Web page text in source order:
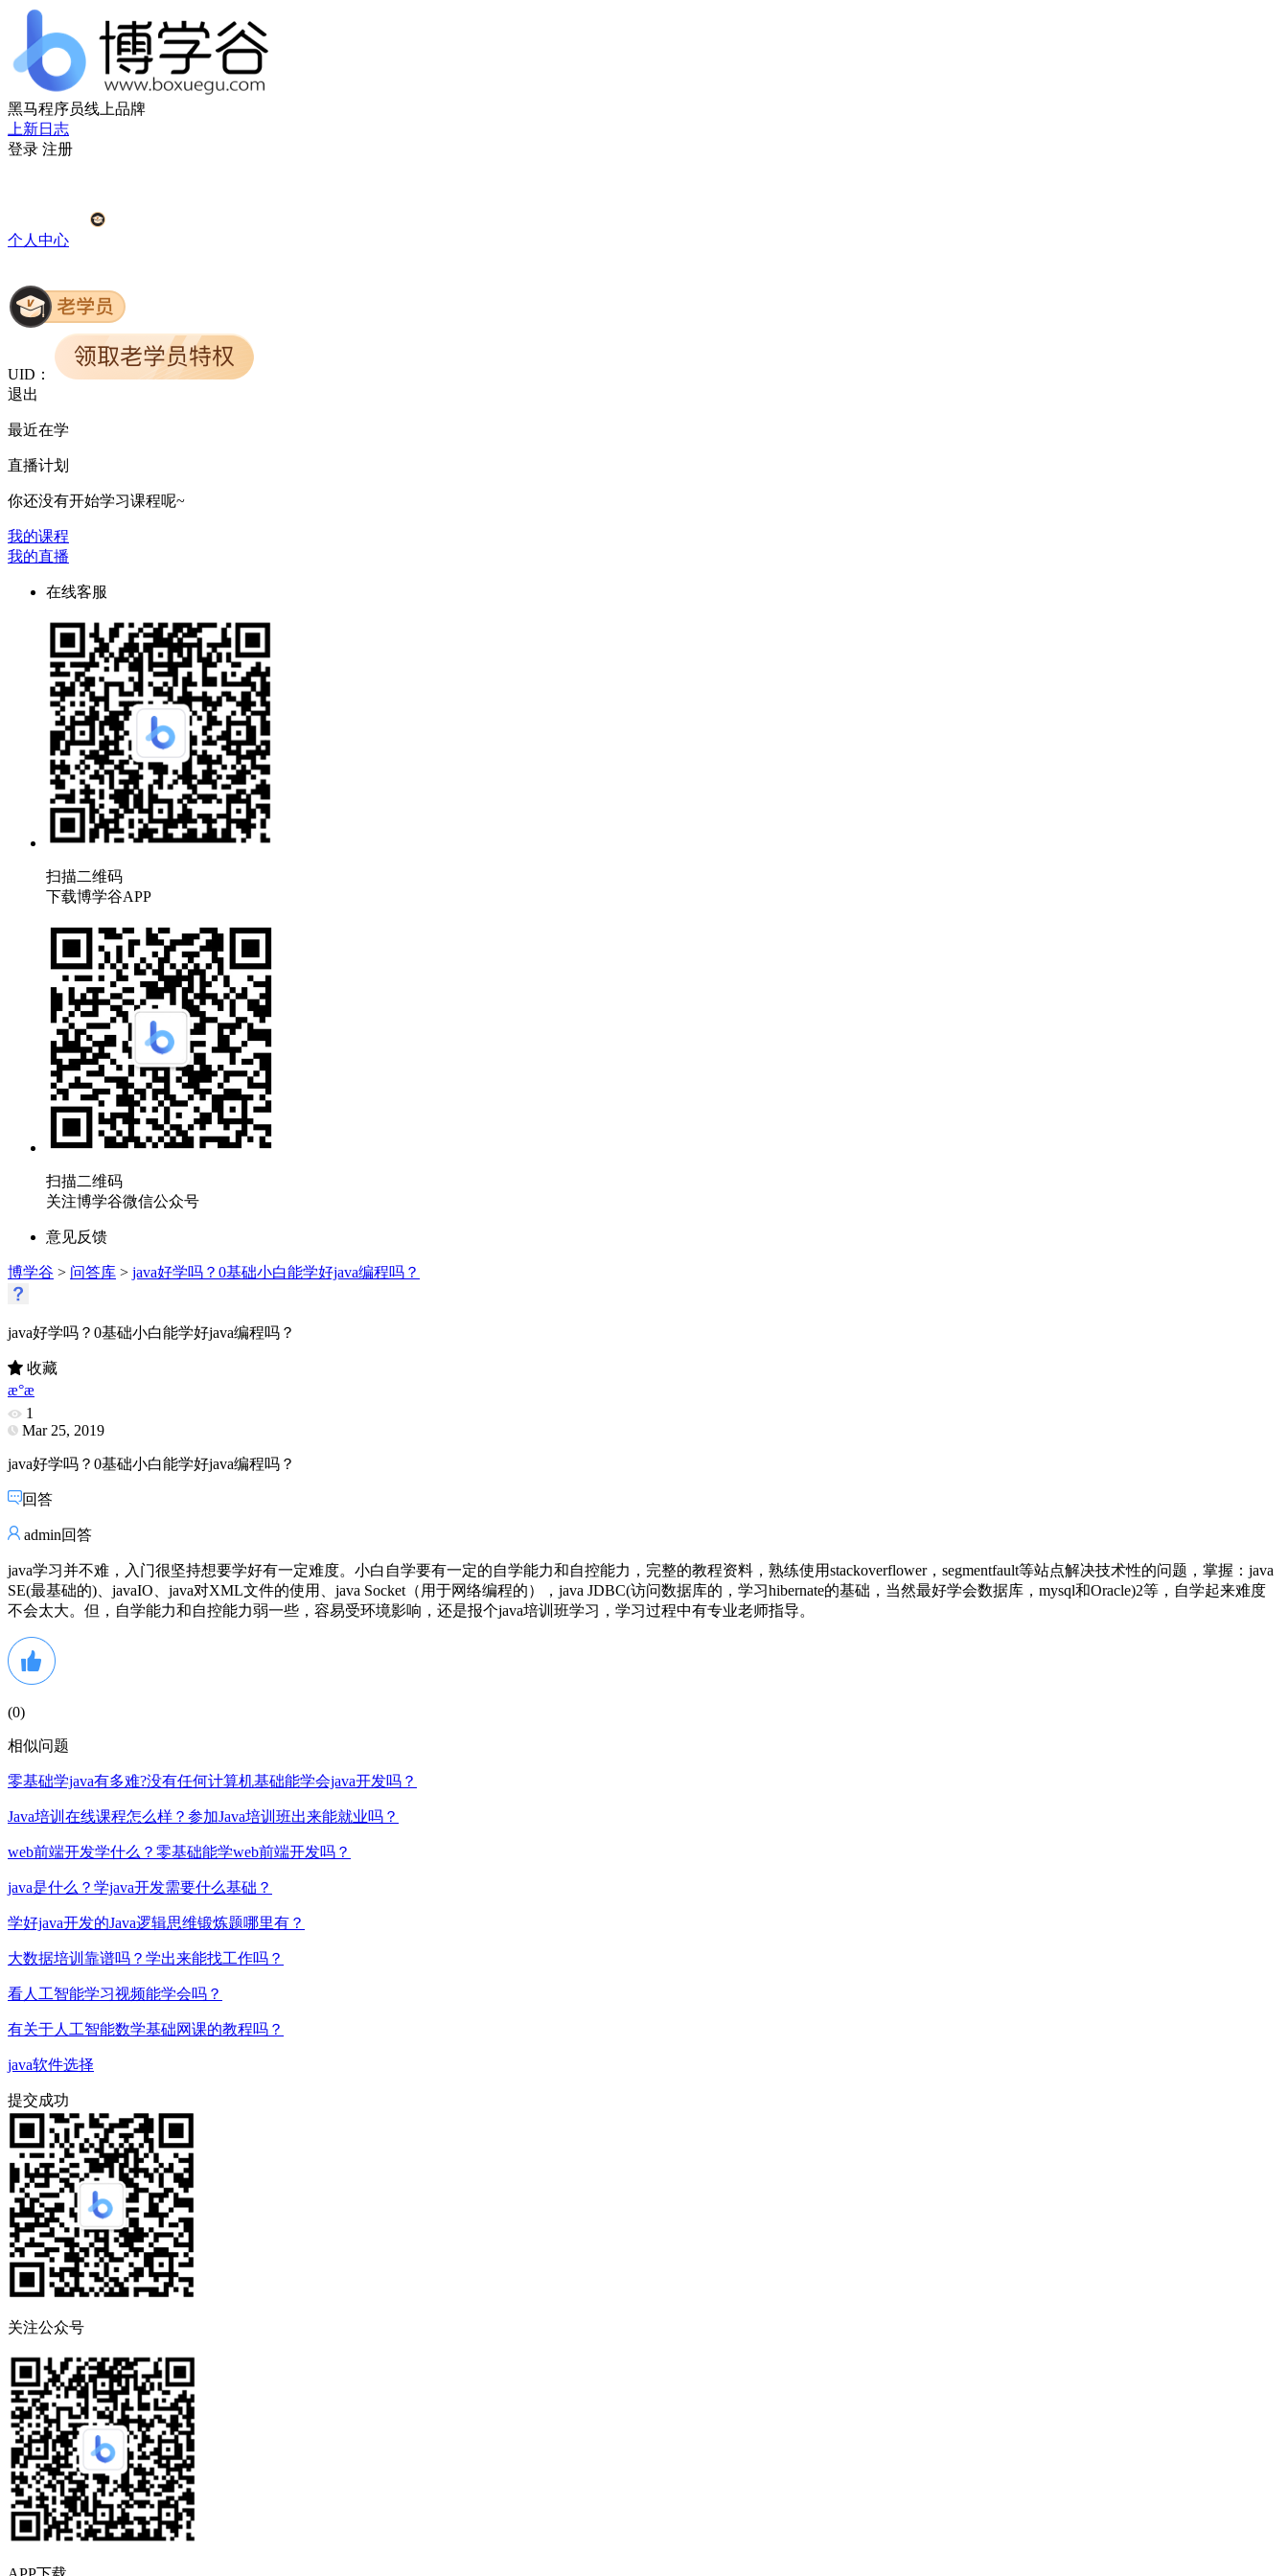
黑马程序员线上品牌
上新日志
登录 注册
个人中心
UID：
退出
最近在学
直播计划
你还没有开始学习课程呢~
我的课程
我的直播
在线客服
扫描二维码
下载博学谷APP
扫描二维码
关注博学谷微信公众号
意见反馈
博学谷 > 问答库 > java好学吗？0基础小白能学好java编程吗？
java好学吗？0基础小白能学好java编程吗？
收藏
æ°æ
1
Mar 25, 2019
java好学吗？0基础小白能学好java编程吗？
回答
admin回答
java学习并不难，入门很坚持想要学好有一定难度。小白自学要有一定的自学能力和自控能力，完整的教程资料，熟练使用stackoverflower，segmentfault等站点解决技术性的问题，掌握：java
SE(最基础的)、javaIO、java对XML文件的使用、java Socket（用于网络编程的），java JDBC(访问数据库的，学习hibernate的基础，当然最好学会数据库，mysql和Oracle)2等，自学起来难度
不会太大。但，自学能力和自控能力弱一些，容易受环境影响，还是报个java培训班学习，学习过程中有专业老师指导。
(0)
相似问题
零基础学java有多难?没有任何计算机基础能学会java开发吗？
Java培训在线课程怎么样？参加Java培训班出来能就业吗？
web前端开发学什么？零基础能学web前端开发吗？
java是什么？学java开发需要什么基础？
学好java开发的Java逻辑思维锻炼题哪里有？
大数据培训靠谱吗？学出来能找工作吗？
看人工智能学习视频能学会吗？
有关于人工智能数学基础网课的教程吗？
java软件选择
提交成功
关注公众号